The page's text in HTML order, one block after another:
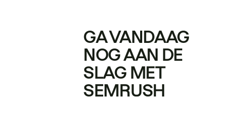
GA VANDAAG
NOG AAN DE
SLAG MET
SEMRUSH